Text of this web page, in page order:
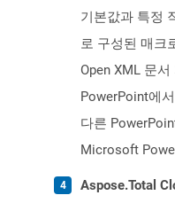
기본값과 특정
로 구성된 매크
Open XML 문
PowerPoint에
다른
Microsoft
Aspose.Total